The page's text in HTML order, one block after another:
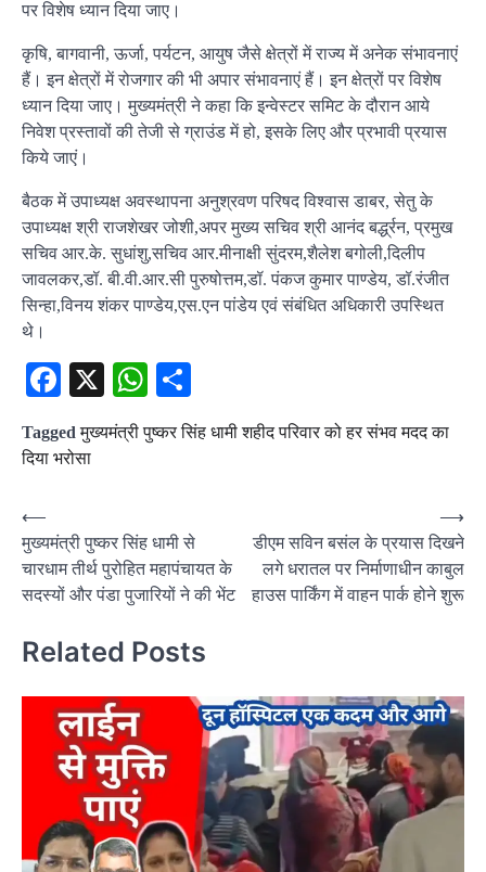
पर विशेष ध्यान दिया जाए।
कृषि, बागवानी, ऊर्जा, पर्यटन, आयुष जैसे क्षेत्रों में राज्य में अनेक संभावनाएं
हैं। इन क्षेत्रों में रोजगार की भी अपार संभावनाएं हैं। इन क्षेत्रों पर विशेष
ध्यान दिया जाए। मुख्यमंत्री ने कहा कि इन्वेस्टर समिट के दौरान आये
निवेश प्रस्तावों की तेजी से ग्राउंड में हो, इसके लिए और प्रभावी प्रयास
किये जाएं।
बैठक में उपाध्यक्ष अवस्थापना अनुश्रवण परिषद विश्वास डाबर, सेतु के
उपाध्यक्ष श्री राजशेखर जोशी,अपर मुख्य सचिव श्री आनंद बर्द्ध्रन, प्रमुख
सचिव आर.के. सुधांशु,सचिव आर.मीनाक्षी सुंदरम,शैलेश बगोली,दिलीप
जावलकर,डॉ. बी.वी.आर.सी पुरुषोत्तम,डॉ. पंकज कुमार पाण्डेय, डॉ.रंजीत
सिन्हा,विनय शंकर पाण्डेय,एस.एन पांडेय एवं संबंधित अधिकारी उपस्थित
थे।
Facebook
X WhatsApp
Taggedमुख्यमंत्री पुष्कर सिंह धामी शहीद परिवार को हर संभव मदद का
दिया भरोसा
Post
navigation
⟵
मुख्यमंत्री पुष्कर सिंह धामी से
चारधाम तीर्थ पुरोहित महापंचायत के
सदस्यों और पंडा पुजारियों ने की भेंट
डीएम सविन बसंल के प्रयास दिखने
लगे धरातल पर निर्माणाधीन काबुल
हाउस पार्किंग में वाहन पार्क होने शुरू
⟶
Related Posts